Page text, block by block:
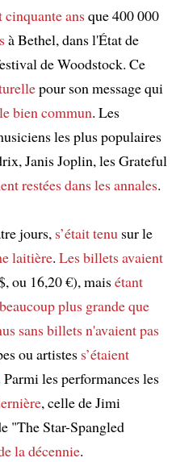
cinquante ansque 400 000
à Bethel, dans l'État de
de Woodstock. Ce
pour son message qui
le bien commun. Les
les plus populaires
Janis Joplin, les Grateful
restées dans les annales.
jours, s’était tenusur le
laitière. Les billets avaient
ou 16,20 €), maisétant
plus grande que
sans billetsn'avaient pas
ou artistes s’étaient
Parmi les performances les
, celle de Jimi
"The Star-Spangled
la décennie.